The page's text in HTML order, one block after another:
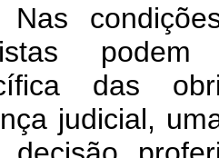
das
judicial,